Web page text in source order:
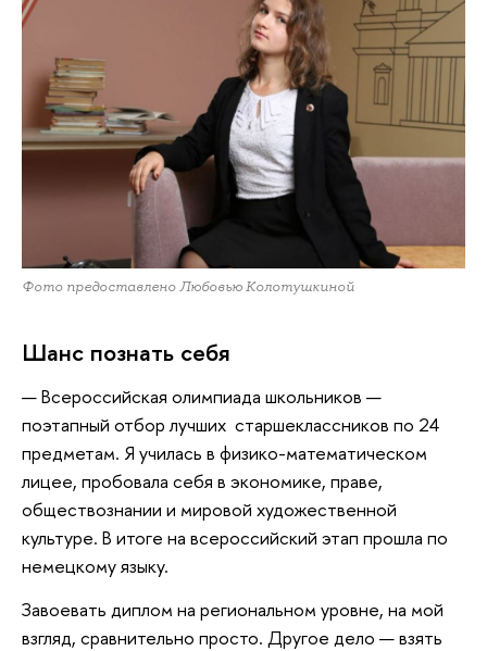
Фото предоставлено Любовью Колотушкиной
Шанс познать себя
— Всероссийская олимпиада школьников —
поэтапный отбор лучших старшеклассников по 24
предметам. Я училась в физико-математическом
лицее, пробовала себя в экономике, праве,
обществознании и мировой художественной
культуре. В итоге на всероссийский этап прошла по
немецкому языку.
Завоевать диплом на региональном уровне, на мой
взгляд, сравнительно просто. Другое дело — взять